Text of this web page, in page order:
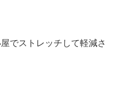
でストレッチして軽減さ